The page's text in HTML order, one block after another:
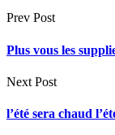
Prev Post
Plus vous les
Next Post
l’été sera chaud